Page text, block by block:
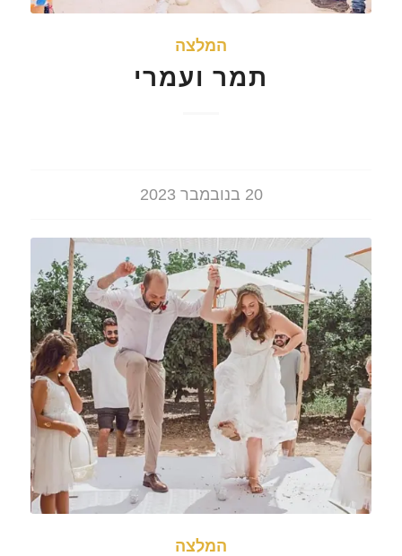
המלצה
תמר ועמרי
20 בנובמבר 2023
המלצה